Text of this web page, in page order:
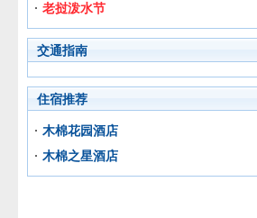
老挝泼水节
交通指南
住宿推荐
木棉花园酒店
木棉之星酒店